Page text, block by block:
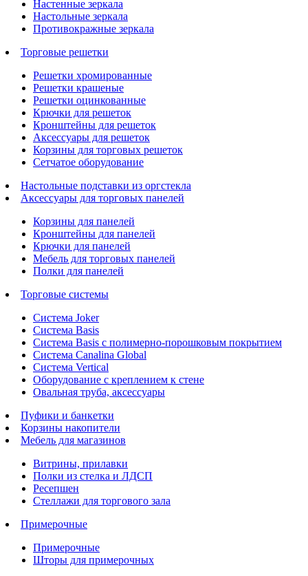
Настенные зеркала
Настольные зеркала
Противокражные зеркала
Торговые решетки
Решетки хромированные
Решетки крашеные
Решетки оцинкованные
Крючки для решеток
Кронштейны для решеток
Аксессуары для решеток
Корзины для торговых решеток
Сетчатое оборудование
Настольные подставки из оргстекла
Аксессуары для торговых панелей
Корзины для панелей
Кронштейны для панелей
Крючки для панелей
Мебель для торговых панелей
Полки для панелей
Торговые системы
Система Joker
Система Basis
Система Basis с полимерно-порошковым покрытием
Система Canalina Global
Система Vertical
Оборудование с креплением к стене
Овальная труба, аксессуары
Пуфики и банкетки
Корзины накопители
Мебель для магазинов
Витрины, прилавки
Полки из стелка и ЛДСП
Ресепшен
Стеллажи для торгового зала
Примерочные
Примерочные
Шторы для примерочных